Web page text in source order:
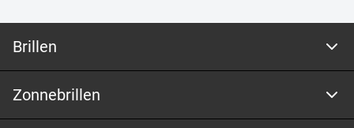
Brillen
Zonnebrillen